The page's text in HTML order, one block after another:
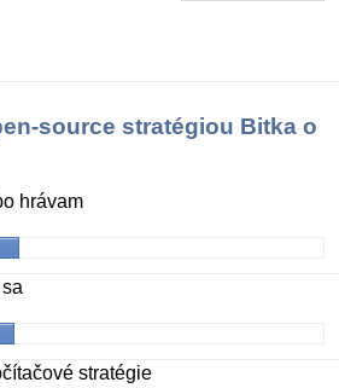
source stratégiou Bitka o
hrávam
stratégie